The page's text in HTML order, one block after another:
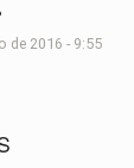
de 2016 - 9:55